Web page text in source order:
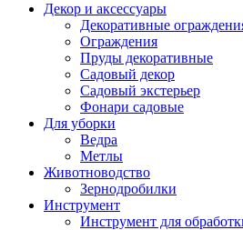
Декор и аксессуары
Декоративные
Ограждения
Пруды декоративные
Садовый декор
Садовый экстерьер
Фонари садовые
Для уборки
Ведра
Метлы
Животноводство
Зернодробилки
Инструмент
Инструмент для